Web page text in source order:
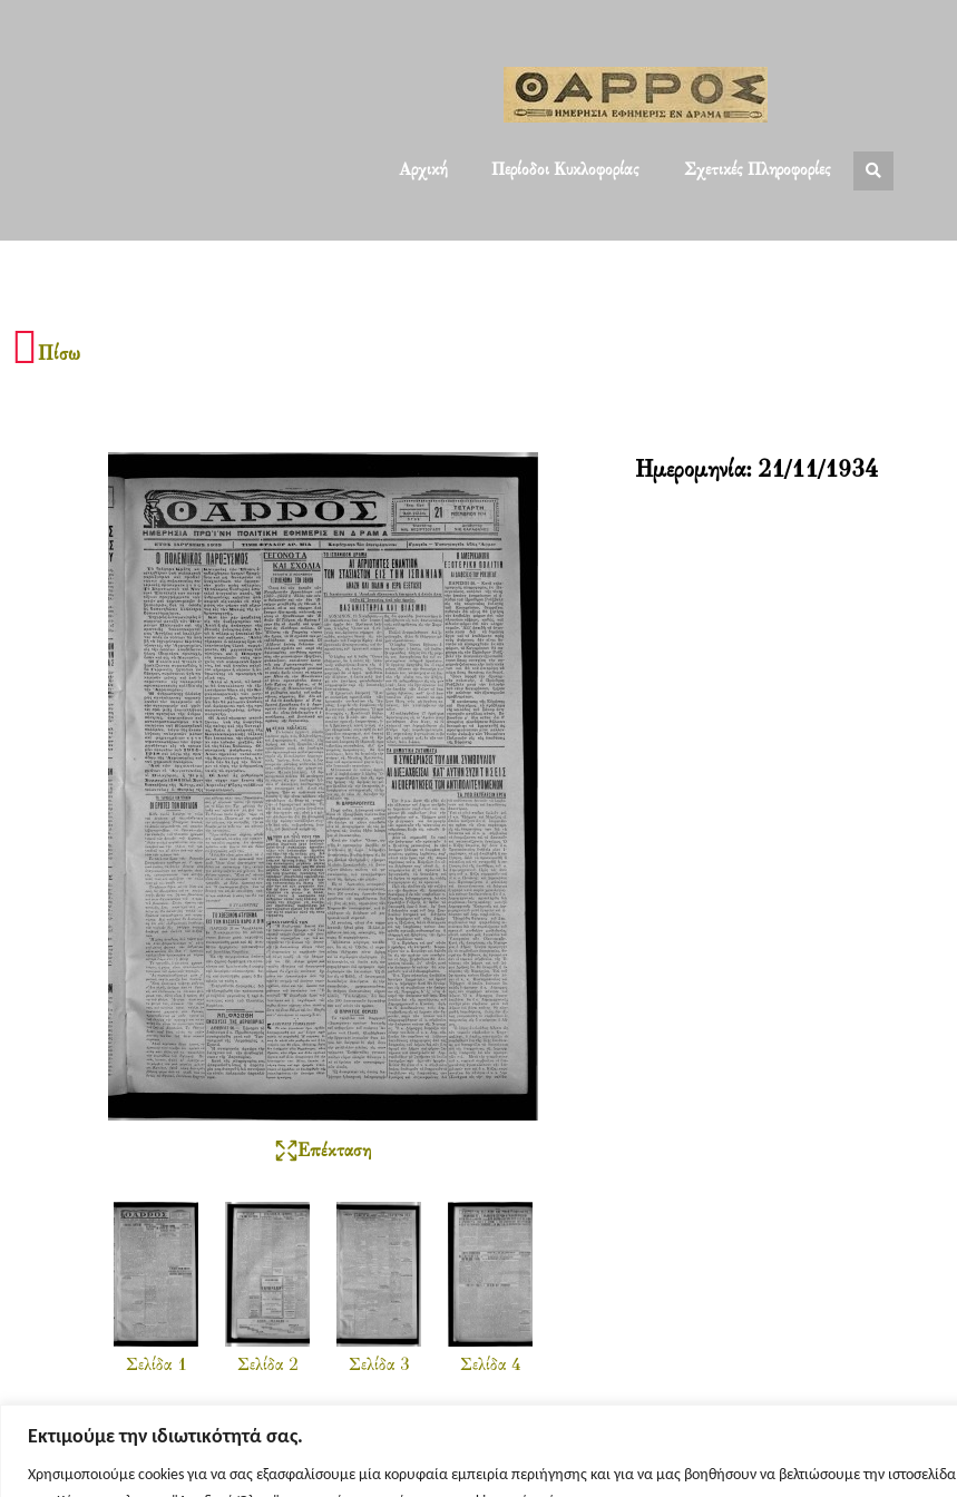
Εκτιμούμε την ιδιωτικότητά σας.
Χρησιμοποιούμε cookies για να σας εξασφαλίσουμε μία κορυφαία εμπειρία περιήγησης και για να μας βοηθήσουν να βελτιώσουμε την ιστοσελίδα
Αρχική Περίοδοι Κυκλοφορίας Σχετικές Πληροφορίες
Πίσω
Επέκταση
Σελίδα 1 Σελίδα 2 Σελίδα 3 Σελίδα 4
Ημερομηνία: 21/11/1934